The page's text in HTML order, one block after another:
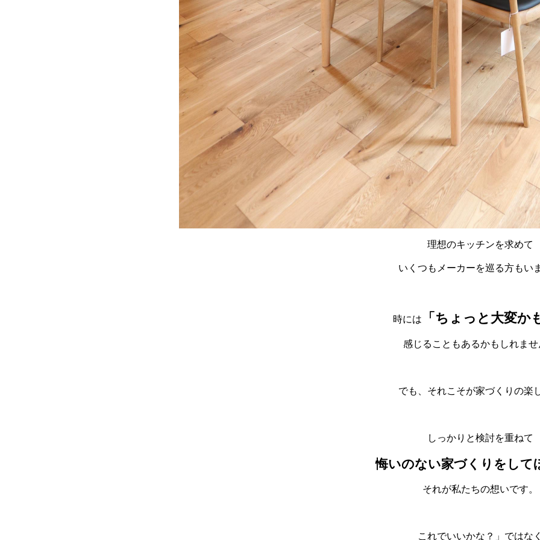
理想のキッチンを求めて
いくつもメーカーを巡る方もい
時には 「ちょっと大変か
感じることもあるかもしれま
でも、それこそが家づくりの楽
しっかりと検討を重ねて
悔いのない家づくりをして
それが私たちの想いです。
これでいいかな？」ではな